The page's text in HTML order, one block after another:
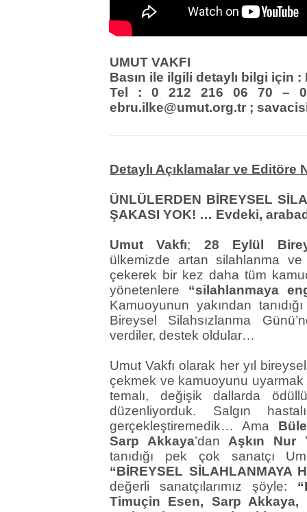
UMUT VAKFI
Basın ile ilgili detaylı bilgi için
Tel : 0 212 216 06 70
ebru.ilke@umut.org.tr ;
Detaylı Açıklamalar ve Editöre
ÜNLÜLERDEN BİREYSEL
ŞAKASI YOK! … Evdeki,
Umut Vakfı; 28 Eylül
ülkemizde artan silahlanma
çekerek bir kez daha tüm
yönetenlere “silahlanmaya
Kamuoyunun yakından
Bireysel Silahsızlanma
verdiler, destek oldular…
Umut Vakfı olarak her yıl
çekmek ve kamuoyunu
temalı, değişik dallarda
düzenliyorduk. Salgın
gerçekleştiremedik… Ama
Sarp Akkaya’danAşkın Nur
tanıdığı pek çok sanatçı
“BİREYSEL SİLAHLANMAYA
değerli sanatçılarımız şöyle:
Timuçin Esen, Sarp Akkaya,